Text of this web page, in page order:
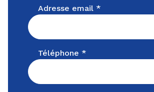
Adresse email *
Téléphone *